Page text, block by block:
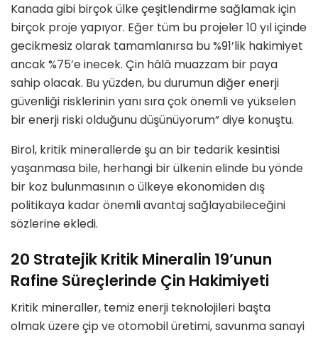
Kanada gibi birçok ülke çeşitlendirme sağlamak için
birçok proje yapıyor. Eğer tüm bu projeler 10 yıl içinde
gecikmesiz olarak tamamlanırsa bu %91’lik hakimiyet
ancak %75’e inecek. Çin hâlâ muazzam bir paya
sahip olacak. Bu yüzden, bu durumun diğer enerji
güvenliği risklerinin yanı sıra çok önemli ve yükselen
bir enerji riski olduğunu düşünüyorum” diye konuştu.
Birol, kritik minerallerde şu an bir tedarik kesintisi
yaşanmasa bile, herhangi bir ülkenin elinde bu yönde
bir koz bulunmasının o ülkeye ekonomiden dış
politikaya kadar önemli avantaj sağlayabileceğini
sözlerine ekledi.
20 Stratejik Kritik Mineralin 19’unun
Rafine Süreçlerinde Çin Hakimiyeti
Kritik mineraller, temiz enerji teknolojileri başta
olmak üzere çip ve otomobil üretimi, savunma sanayi